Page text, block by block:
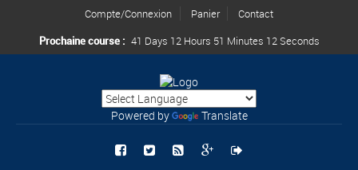
Compte/Connexion Panier
Contact
Prochaine course : 41 Days 12 Hours 51 Minutes 12 Seconds
Powered by Translate